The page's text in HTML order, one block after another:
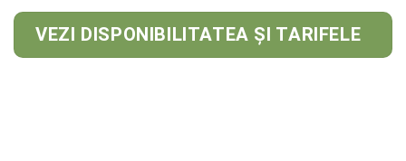
VEZI DISPONIBILITATEA ȘI TARIFELE